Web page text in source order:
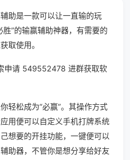
助是一款可以让一直输的玩
胜”的输赢辅助神器，有需要的
取使用。
申请 549552478 进群获取软
轻松成为“必赢”。其操作方式
用便可以自定义手机打牌系统
想要的开挂功能，一键便可以
助器，不管你是想分享给好友